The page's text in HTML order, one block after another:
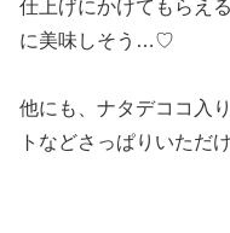
仕上げにかけてもらえ
に美味しそう…♡
他にも、ナタデココ入
トなどさっぱりいただ